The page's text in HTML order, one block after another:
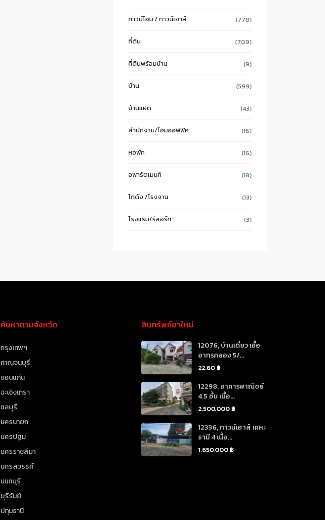
ทาวน์โฮม / ทาวน์เฮาส์ (778)
ที่ดิน (709)
ที่ดินพร้อมบ้าน (9)
บ้าน (599)
บ้านแฝด (43)
สำนักงาน/โฮมออฟฟิศ (16)
หอพัก (16)
อพาร์ตเมนท์ (18)
โกดัง /โรงงาน (13)
โรงแรม/รีสอร์ท (3)
ค้นหาตามจังหวัด
กรุงเทพฯ
กาญจนบุรี
ขอนแก่น
ฉะเชิงเทรา
ชลบุรี
นครนายก
นครปฐม
นครราชสีมา
นครสวรรค์
นนทบุรี
บุรีรัมย์
ปทุมธานี
สินทรัพย์มาใหม่
12076, บ้านเดี่ยว เอื้อ
อาทรคลอง 5/...
22.60 ฿
12298, อาคารพาณิชย์
4.5 ชั้น เนื้อ...
2,500,000 ฿
12336, ทาวน์เฮาส์ เคหะ
ธานี 4 เนื้อ...
1,650,000 ฿